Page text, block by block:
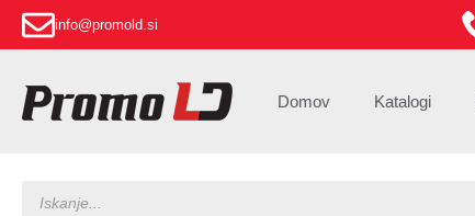
info@promold.si
Domov Katalogi
search